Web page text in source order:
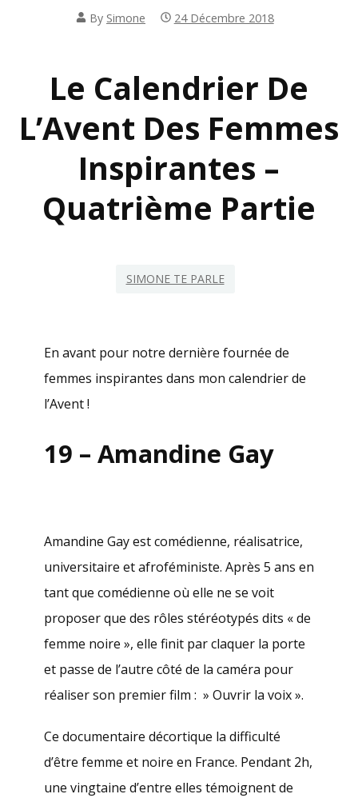
By Simone 24 Décembre 2018
Le Calendrier De
L’Avent Des Femmes
Inspirantes –
Quatrième Partie
SIMONE TE PARLE
En avant pour notre dernière fournée de
femmes inspirantes dans mon calendrier de
l’Avent !
19 – Amandine Gay
Amandine Gay est comédienne, réalisatrice,
universitaire et afroféministe. Après 5 ans en
tant que comédienne où elle ne se voit
proposer que des rôles stéréotypés dits « de
femme noire », elle finit par claquer la porte
et passe de l’autre côté de la caméra pour
réaliser son premier film : » Ouvrir la voix ».
Ce documentaire décortique la difficulté
d’être femme et noire en France. Pendant 2h,
une vingtaine d’entre elles témoignent de